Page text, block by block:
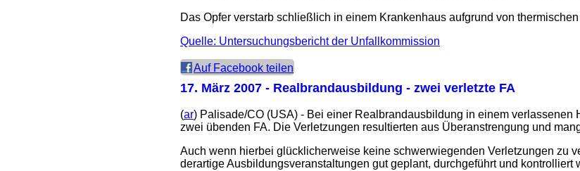
Das Opfer verstarb schließlich in einem Krankenhaus aufgrund von
Quelle: Untersuchungsbericht der Unfallkommission
Auf Facebook teilen
17. März 2007 - Realbrandausbildung - zwei verletzte FA
(ar) Palisade/CO (USA) - Bei einer Realbrandausbildung in einem
zwei übenden FA. Die Verletzungen resultierten aus Überanstrengung und
Auch wenn hierbei glücklicherweise keine schwerwiegenden Verletzungen zu
derartige Ausbildungsveranstaltungen gut geplant, durchgeführt und